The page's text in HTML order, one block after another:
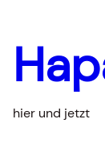
hier und jetzt